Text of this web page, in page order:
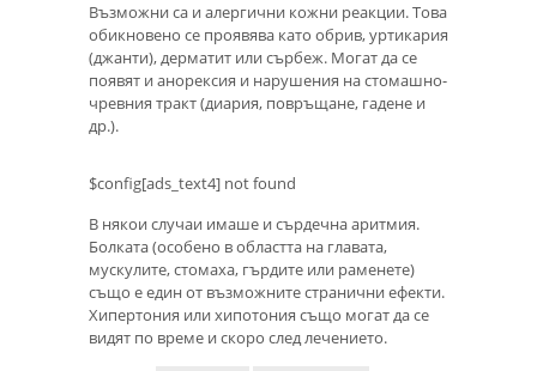
Възможни са и алергични кожни реакции. Това
обикновено се проявява като обрив, уртикария
(джанти), дерматит или сърбеж. Могат да се
появят и анорексия и нарушения на стомашно-
чревния тракт (диария, повръщане, гадене и
др.).
$config[ads_text4] not found
В някои случаи имаше и сърдечна аритмия.
Болката (особено в областта на главата,
мускулите, стомаха, гърдите или раменете)
също е един от възможните странични ефекти.
Хипертония или хипотония също могат да се
видят по време и скоро след лечението.